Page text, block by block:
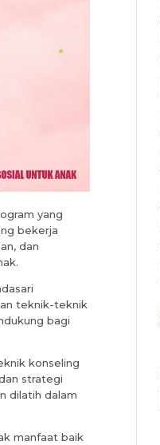
yang
bekerja
dan
teknik-teknik
bagi
konseling
strategi
dilatih dalam
manfaat baik